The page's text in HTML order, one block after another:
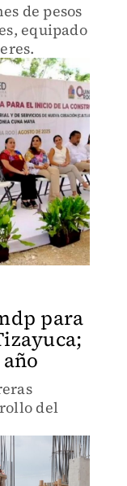
de pesos
equipado
para
del